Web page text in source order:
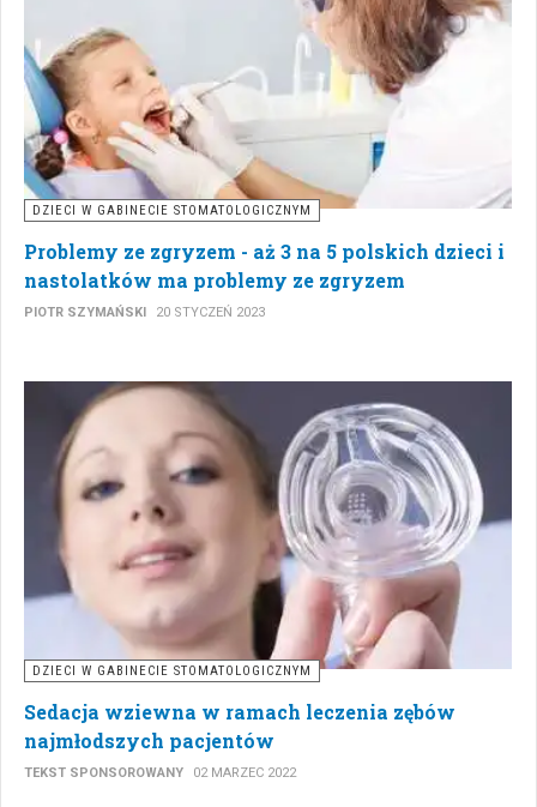
DZIECI W GABINECIE STOMATOLOGICZNYM
Problemy ze zgryzem - aż 3 na 5 polskich dzieci i
nastolatków ma problemy ze zgryzem
PIOTR SZYMAŃSKI 20 STYCZEŃ 2023
DZIECI W GABINECIE STOMATOLOGICZNYM
Sedacja wziewna w ramach leczenia zębów
najmłodszych pacjentów
TEKST SPONSOROWANY 02 MARZEC 2022